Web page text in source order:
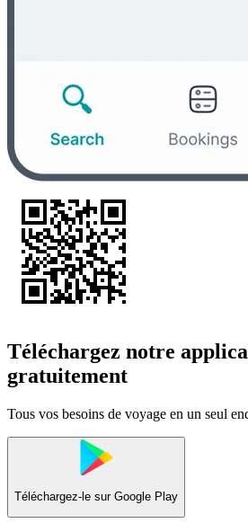
Téléchargez notre
gratuitement
Tous vos besoins de voyage en un seul
Téléchargez-le sur Google Play